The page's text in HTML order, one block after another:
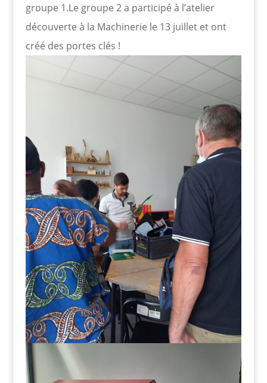
groupe 1.Le groupe 2 a participé à l’atelier
découverte à la Machinerie le 13 juillet et ont
créé des portes clés !